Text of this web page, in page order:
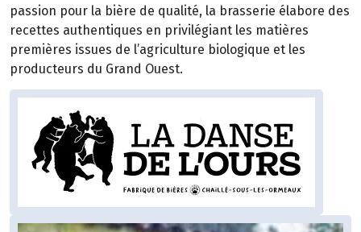
passion pour la bière de qualité, la brasserie élabore des
recettes authentiques en privilégiant les matières
premières issues de l’agriculture biologique et les
producteurs du Grand Ouest.